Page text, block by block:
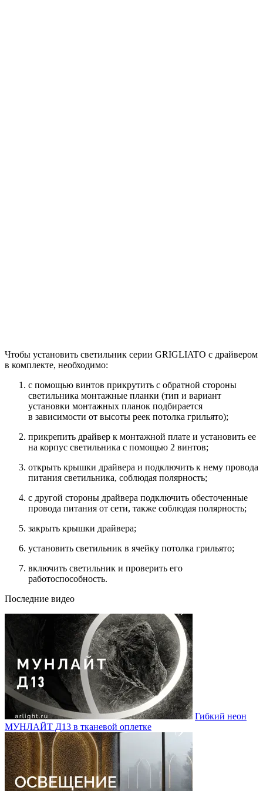
Чтобы установить светильник серии GRIGLIATO с драйвером
в комплекте, необходимо:
с помощью винтов прикрутить с обратной стороны
светильника монтажные планки (тип и вариант
установки монтажных планок подбирается
в зависимости от высоты реек потолка грильято);
прикрепить драйвер к монтажной плате и установить ее
на корпус светильника с помощью 2 винтов;
открыть крышки драйвера и подключить к нему провода
питания светильника, соблюдая полярность;
с другой стороны драйвера подключить обесточенные
провода питания от сети, также соблюдая полярность;
закрыть крышки драйвера;
установить светильник в ячейку потолка грильято;
включить светильник и проверить его
работоспособность.
Последние видео
Гибкий неон
МУНЛАЙТ Д13 в тканевой оплетке